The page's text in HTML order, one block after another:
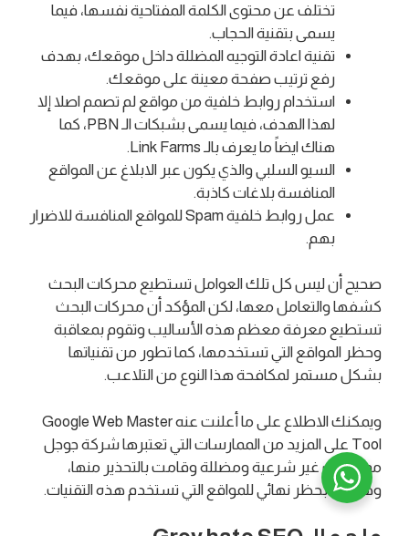
تختلف عن محتوى الكلمة المفتاحية نفسها، فيما
يسمى بتقنية الحجاب.
تقنية اعادة التوجيه المضللة داخل موقعك، بهدف
رفع ترتيب صفحة معينة على موقعك.
استخدام روابط خلفية من مواقع لم تصمم اصلا إلا
لهذا الهدف، فيما يسمى بشبكات الـ PBN، كما
هناك ايضاً ما يعرف بالـ Link Farms.
السيو السلبي والذي يكون عبر الابلاغ عن المواقع
المنافسة بلاغات كاذبة.
عمل روابط خلفية Spam للمواقع المنافسة للاضرار
بهم.
صحيح أن ليس كل تلك العوامل تستطيع محركات البحث
كشفها والتعامل معها، لكن المؤكد أن محركات البحث
تستطيع معرفة معظم هذه الأساليب وتقوم بمعاقبة
وحظر المواقع التي تستخدمها، كما تطور من تقنياتها
بشكل مستمر لمكافحة هذا النوع من التلاعب.
ويمكنك الاطلاع على ما أعلنت عنه Google Web Master
Tool على المزيد من الممارسات التي تعتبرها شركة جوجل
ممارسات غير شرعية ومضللة وقامت بالتحذير منها،
وهددت بحظر نهائي للمواقع التي تستخدم هذه التقنيات.